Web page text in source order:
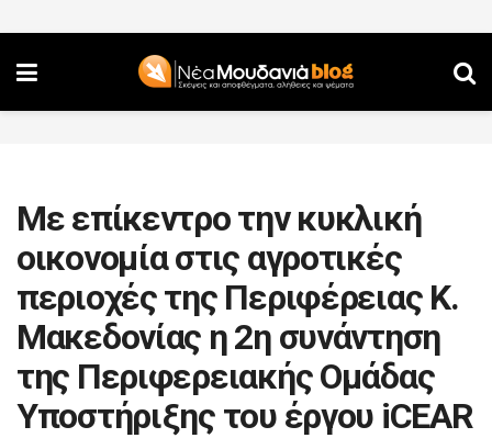
Με επίκεντρο την κυκλική
οικονομία στις αγροτικές
περιοχές της Περιφέρειας Κ.
Μακεδονίας η 2η συνάντηση
της Περιφερειακής Ομάδας
Υποστήριξης του έργου iCEAR